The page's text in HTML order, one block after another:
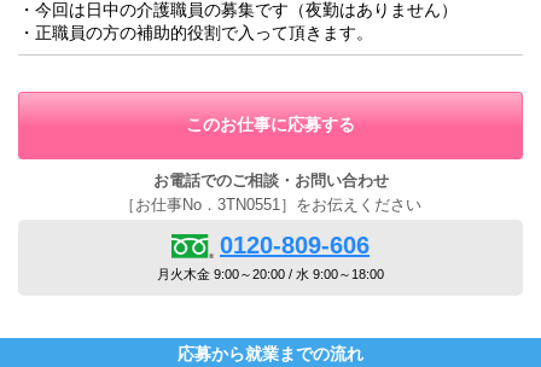
・今回は日中の介護職員の募集です（夜勤はありません）
・正職員の方の補助的役割で入って頂きます。
このお仕事に応募する
お電話でのご相談・お問い合わせ
［お仕事No．3TN0551］をお伝えください
0120-809-606
月火木金 9:00～20:00 / 水 9:00～18:00
応募から就業までの流れ